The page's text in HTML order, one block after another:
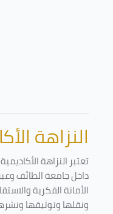
النزاهة
تعتبر النزاهة
داخل جامعة الطائف
الأمانة الفكرية
ونقلها وتوثيقها